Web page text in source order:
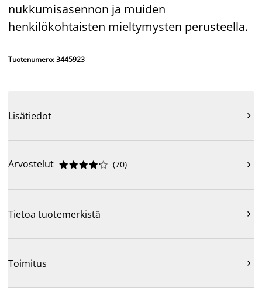
nukkumisasennon ja muiden
henkilökohtaisten mieltymysten perusteella.
Tuotenumero: 3445923
Lisätiedot 
Arvostelut 




 (70) 
Tietoa tuotemerkistä 
Toimitus 